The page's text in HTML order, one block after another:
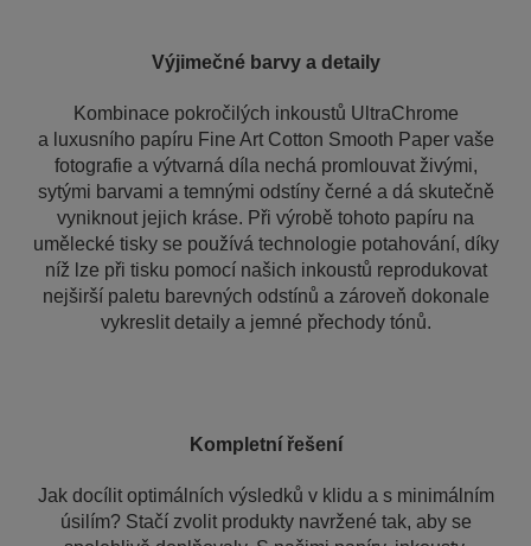
Výjimečné barvy a detaily
Kombinace pokročilých inkoustů UltraChrome
a luxusního papíru Fine Art Cotton Smooth Paper vaše
fotografie a výtvarná díla nechá promlouvat živými,
sytými barvami a temnými odstíny černé a dá skutečně
vyniknout jejich kráse. Při výrobě tohoto papíru na
umělecké tisky se používá technologie potahování, díky
níž lze při tisku pomocí našich inkoustů reprodukovat
nejširší paletu barevných odstínů a zároveň dokonale
vykreslit detaily a jemné přechody tónů.
Kompletní řešení
Jak docílit optimálních výsledků v klidu a s minimálním
úsilím? Stačí zvolit produkty navržené tak, aby se